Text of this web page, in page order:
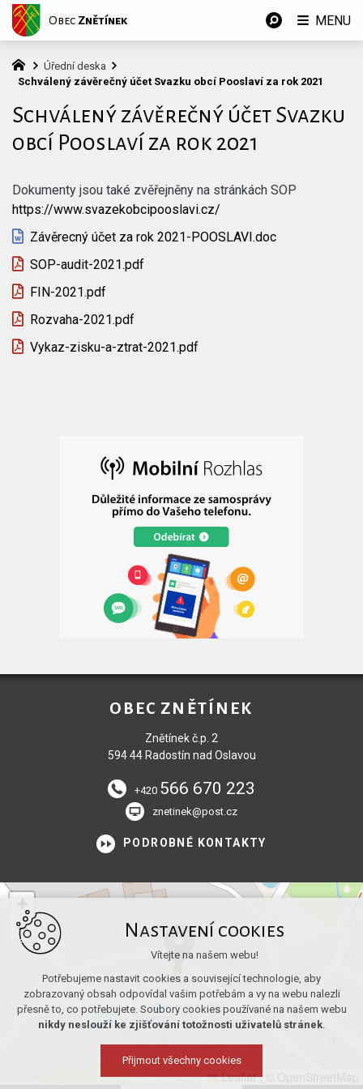
Úřední deska
Schválený závěrečný účet Svazku obcí Pooslaví za rok 2021
Schválený závěrečný účet Svazku
obcí Pooslaví za rok 2021
Dokumenty jsou také zvěřejněny na stránkách SOP
https://www.svazekobcipooslavi.cz/
Závěrecný účet za rok 2021-POOSLAVI.doc
SOP-audit-2021.pdf
FIN-2021.pdf
Rozvaha-2021.pdf
Vykaz-zisku-a-ztrat-2021.pdf
OBEC ZNĚTÍNEK
Znětínek č.p. 2
594 44 Radostín nad Oslavou
+420 566 670 223
znetinek@post.cz
PODROBNÉ KONTAKTY
−
Leaflet |
Obec Znětínek MENU
Nastavení cookies
Vítejte na našem webu!
Potřebujeme nastavit cookies a související technologie, aby
zobrazovaný obsah odpovídal vašim potřebám a vy na webu nalezli
přesně to, co potřebujete. Soubory cookies používané na našem webu
nikdy neslouží ke zjišťování totožnosti uživatelů stránek.
Přijmout všechny cookies